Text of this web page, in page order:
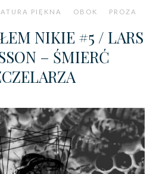
PIĘKNA OBOK PROZA
NIKIE #5 / LARS
– ŚMIERĆ